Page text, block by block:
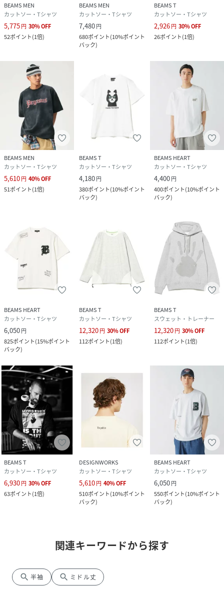
BEAMS MEN
カットソー・Tシャツ
5,775円 30%OFF
52ポイント(1倍)
BEAMS MEN
カットソー・Tシャツ
7,480円
680ポイント(10%ポイント
バック)
BEAMS T
カットソー・Tシャツ
2,926円 30%OFF
26ポイント(1倍)
BEAMS MEN
カットソー・Tシャツ
5,610円 40%OFF
51ポイント(1倍)
BEAMS T
カットソー・Tシャツ
4,180円
380ポイント(10%ポイント
バック)
BEAMS HEART
カットソー・Tシャツ
4,400円
400ポイント(10%ポイント
バック)
BEAMS HEART
カットソー・Tシャツ
6,050円
825ポイント(15%ポイント
バック)
BEAMS T
カットソー・Tシャツ
12,320円 30%OFF
112ポイント(1倍)
BEAMS T
スウェット・トレーナー
12,320円 30%OFF
112ポイント(1倍)
BEAMS T
カットソー・Tシャツ
6,930円 30%OFF
63ポイント(1倍)
DESIGNWORKS
カットソー・Tシャツ
5,610円 40%OFF
510ポイント(10%ポイント
バック)
BEAMS HEART
カットソー・Tシャツ
6,050円
550ポイント(10%ポイント
バック)
関連キーワードから探す
search 半袖 search ミドル丈